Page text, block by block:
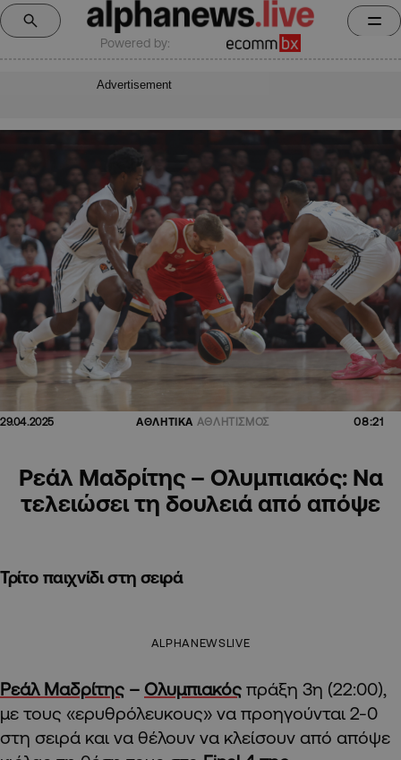
Powered by:
Advertisement
29.04.2025 ΑΘΛΗΤΙΚΑ ΑΘΛΗΤΙΣΜΟΣ 08:21
Ρεάλ Mαδρίτης – Ολυμπιακός: Να
τελειώσει τη δουλειά από απόψε
Τρίτο παιχνίδι στη σειρά
ALPHANEWSLIVE
Ρεάλ Μαδρίτης – Ολυμπιακός πράξη 3η (22:00),
με τους «ερυθρόλευκους» να προηγούνται 2-0
στη σειρά και να θέλουν να κλείσουν από απόψε